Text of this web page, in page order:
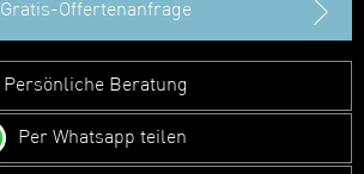
Gratis-Offertenanfrage
Persönliche Beratung
Per Whatsapp teilen